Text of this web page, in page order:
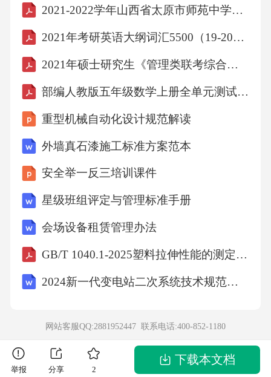
勇前行。这一幕深深地震撼了光未然。黄河的
伟大和厚重、屈辱与抗争、愤怒和觉醒……澎
湃的激情，就像开闸的洪水，一泻千里。五天
时间，四百多行诗句，《黄河大合唱》的八首
歌词就这样诞生了。③1939年3月11日，抗敌演
剧三队举行歌词朗诵会。光未然朗诵了刚刚完
成的心血之作：“你到过黄河吗？你还记得河上
的船夫拼着性命和惊涛骇浪搏战的情景吗……”
多行诗句，他一气呵成，高亢的激情深深感染
着在场的每一个人。应邀参会的冼星海，禁不
住起身，激动地说：“我有把握把它谱好！”____
________④延安的早春依然寒冷。冼星海的夫
炭火熄了，窑洞里非常冷，但冼星海的创作热
2021-2022学年山西省太原市师苑中学高三（上）第一次月考英语试卷（附答案详解）
2021年考研英语大纲词汇5500（19-20）考研英语
2021年硕士研究生《管理类联考综合能力》模拟试题卷四
部编人教版五年级数学上册全单元测试题(参考答案)
重型机械自动化设计规范解读
外墙真石漆施工标准方案范本
安全举一反三培训课件
星级班组评定与管理标准手册
会场设备租赁管理办法
GB/T 1040.1-2025塑料拉伸性能的测定第1部分：总则
2024新一代变电站二次系统技术规范第1部分：数据通信网关机
网站客服QQ:2881952447 联系电话:400-852-1180
举报 分享 2
下载本文档